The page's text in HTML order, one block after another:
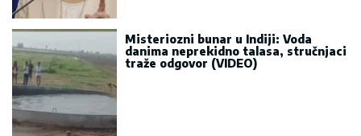
Misteriozni bunar u Indiji: Voda
danima neprekidno talasa, stručnjaci
traže odgovor (VIDEO)